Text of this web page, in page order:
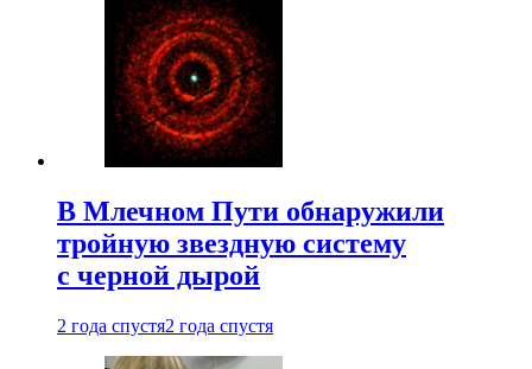
В Млечном Пути обнаружили
тройную звездную систему
с черной дырой
2 года спустя2 года спустя